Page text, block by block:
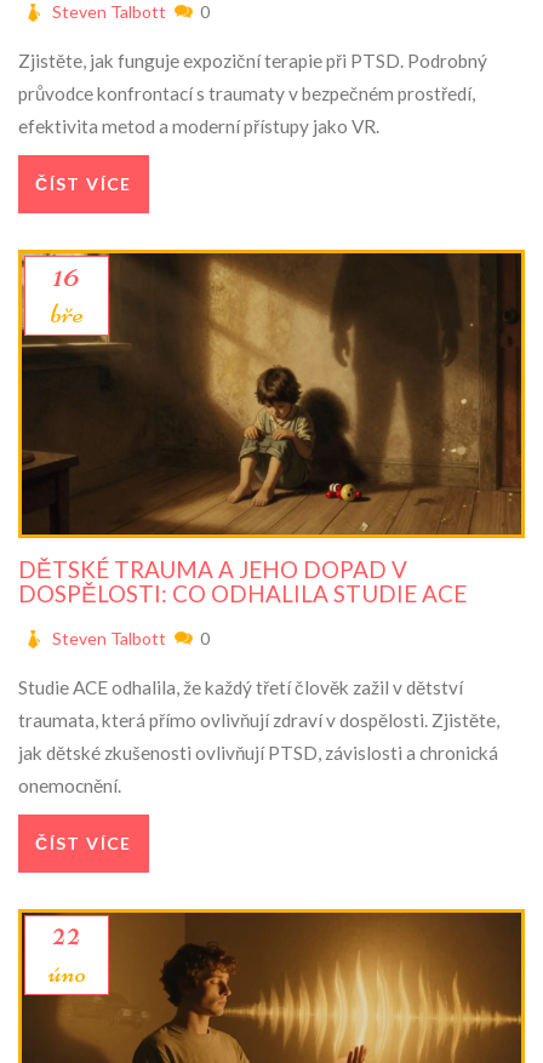
Steven Talbott 0
Zjistěte, jak funguje expoziční terapie při PTSD. Podrobný
průvodce konfrontací s traumaty v bezpečném prostředí,
efektivita metod a moderní přístupy jako VR.
ČÍST VÍCE
16
bře
DĚTSKÉ TRAUMA A JEHO DOPAD V
DOSPĚLOSTI: CO ODHALILA STUDIE ACE
Steven Talbott 0
Studie ACE odhalila, že každý třetí člověk zažil v dětství
traumata, která přímo ovlivňují zdraví v dospělosti. Zjistěte,
jak dětské zkušenosti ovlivňují PTSD, závislosti a chronická
onemocnění.
ČÍST VÍCE
22
úno